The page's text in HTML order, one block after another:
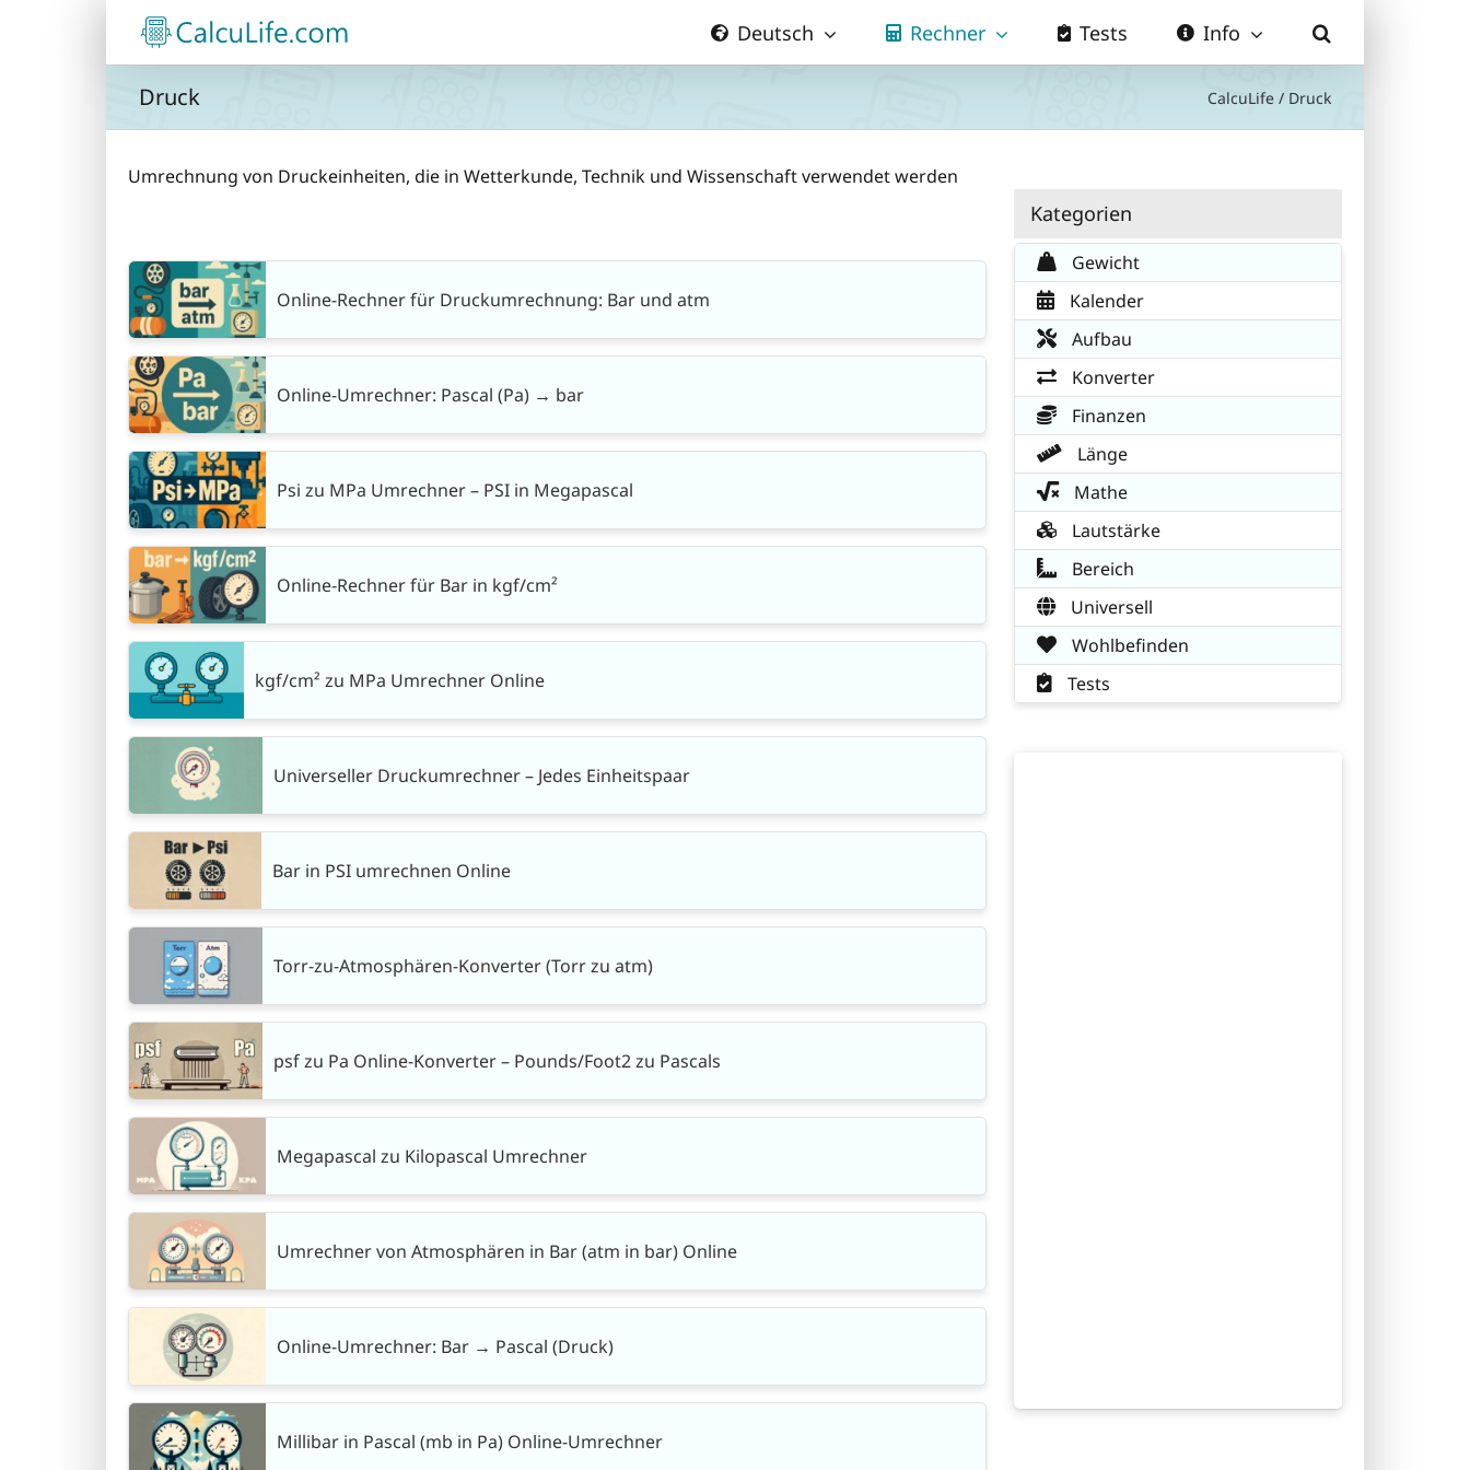
Deutsch Rechner Tests Info
Druck CalcuLife / Druck
Umrechnung von Druckeinheiten, die in Wetterkunde, Technik und Wissenschaft verwendet werden
Online-Rechner für Druckumrechnung: Bar und atm
Online-Umrechner: Pascal (Pa) → bar
Psi zu MPa Umrechner – PSI in Megapascal
Online-Rechner für Bar in kgf/cm²
kgf/cm² zu MPa Umrechner Online
Universeller Druckumrechner – Jedes Einheitspaar
Bar in PSI umrechnen Online
Torr-zu-Atmosphären-Konverter (Torr zu atm)
psf zu Pa Online-Konverter – Pounds/Foot2 zu Pascals
Megapascal zu Kilopascal Umrechner
Umrechner von Atmosphären in Bar (atm in bar) Online
Online-Umrechner: Bar → Pascal (Druck)
Millibar in Pascal (mb in Pa) Online-Umrechner
Kategorien
Gewicht
Kalender
Aufbau
Konverter
Finanzen
Länge
Mathe
Lautstärke
Bereich
Universell
Wohlbefinden
Tests